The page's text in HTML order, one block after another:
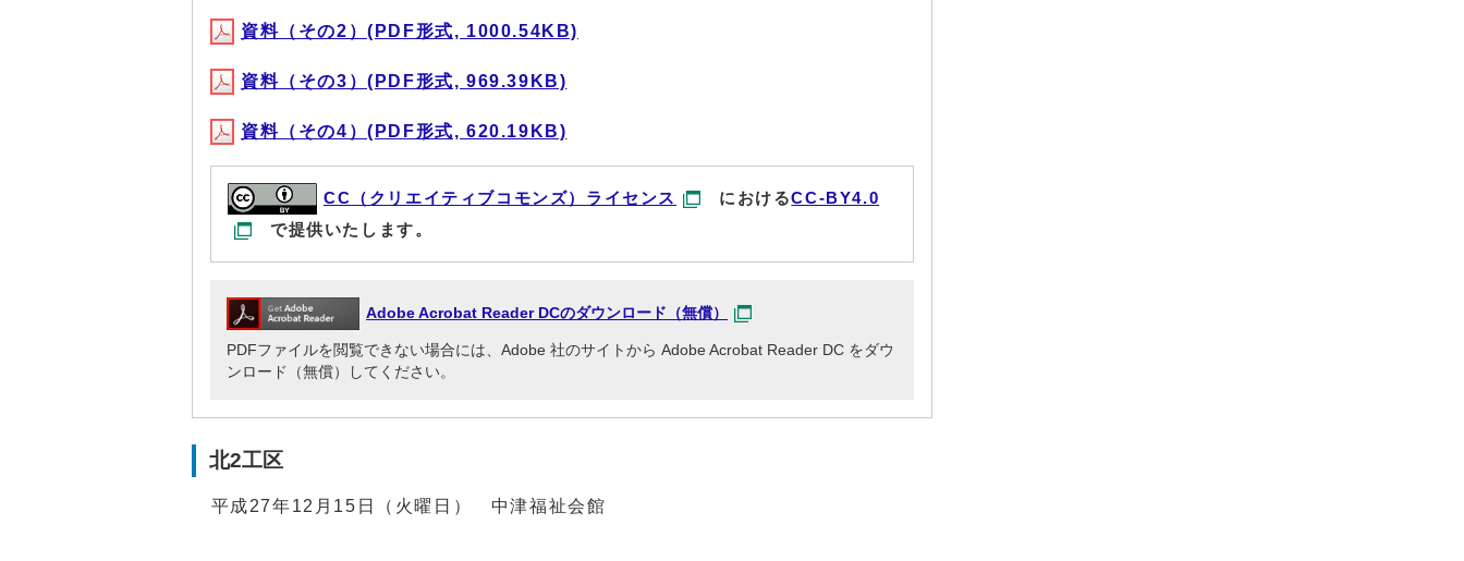
資料（その2）(PDF形式, 1000.54KB)
資料（その3）(PDF形式, 969.39KB)
資料（その4）(PDF形式, 620.19KB)
CC（クリエイティブコモンズ）ライセンス におけるCC-BY4.0
で提供いたします。
Adobe Acrobat Reader DCのダウンロード（無償）
PDFファイルを閲覧できない場合には、Adobe 社のサイトから Adobe Acrobat Reader DC をダウ
ンロード（無償）してください。
北2工区
平成27年12月15日（火曜日） 中津福祉会館